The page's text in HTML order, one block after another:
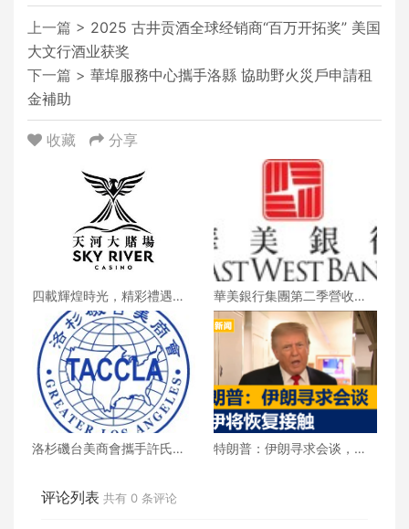
上一篇 > 2025 古井贡酒全球经销商“百万开拓奖” 美国
大文行酒业获奖
下一篇 > 華埠服務中心攜手洛縣 協助野火災戶申請租
金補助
收藏 分享
四載輝煌時光，精彩禮遇歡
慶一整月
華美銀行集團第二季營收創
新高 每股收益年增18%
洛杉磯台美商會攜手許氏參
特朗普：伊朗寻求会谈，美
评论列表 共有 0 条评论